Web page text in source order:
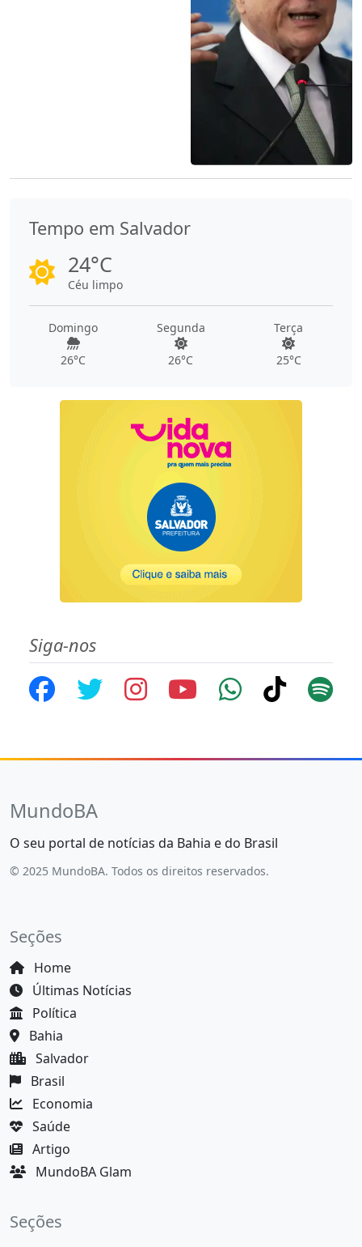
Tempo em Salvador
24°C
Céu limpo
Domingo
26°C
Segunda
26°C
Terça
25°C
Siga-nos
MundoBA
O seu portal de notícias da Bahia e do Brasil
© 2025 MundoBA. Todos os direitos reservados.
Seções
Home
Últimas Notícias
Política
Bahia
Salvador
Brasil
Economia
Saúde
Artigo
MundoBA Glam
Seções